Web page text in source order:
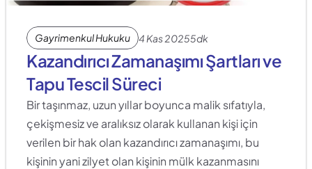
Gayrimenkul Hukuku 4 Kas 20255dk
Kazandırıcı Zamanaşımı Şartları ve
Tapu Tescil Süreci
Bir taşınmaz, uzun yıllar boyunca malik sıfatıyla,
çekişmesiz ve aralıksız olarak kullanan kişi için
verilen bir hak olan kazandırıcı zamanaşımı, bu
kişinin yani zilyet olan kişinin mülk kazanmasını